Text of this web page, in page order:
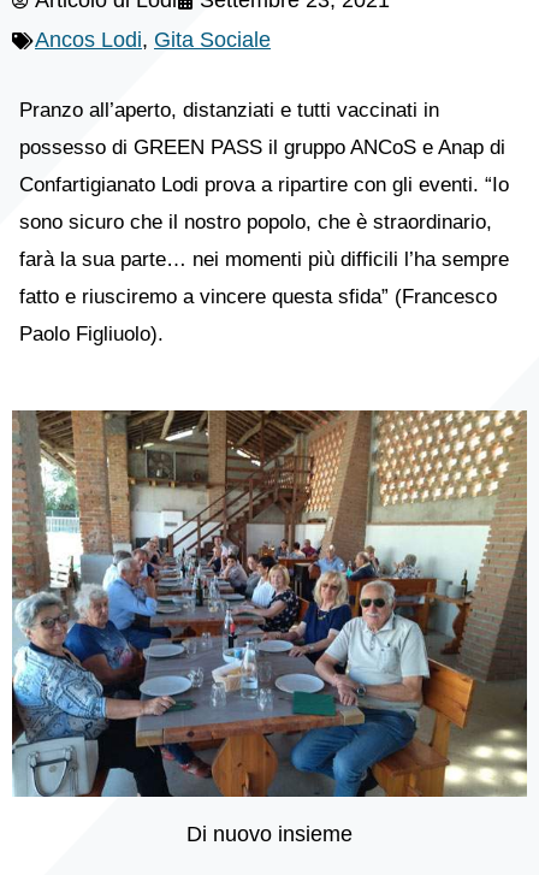
Ancos Lodi, Gita Sociale
Pranzo all’aperto, distanziati e tutti vaccinati in
possesso di GREEN PASS il gruppo ANCoS e Anap di
Confartigianato Lodi prova a ripartire con gli eventi. “Io
sono sicuro che il nostro popolo, che è straordinario,
farà la sua parte… nei momenti più difficili l’ha sempre
fatto e riusciremo a vincere questa sfida” (Francesco
Paolo Figliuolo).
Di nuovo insieme